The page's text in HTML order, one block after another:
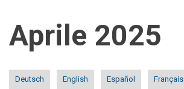
aprile 2025
Deutsch English Español Français